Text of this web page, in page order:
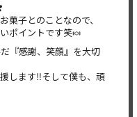
菓子とのことなので、
ポイントです笑🍬
『感謝、笑顔』を大切
します‼️そして僕も、頑